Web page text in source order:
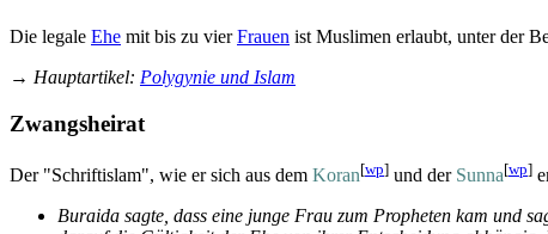
Die legale Ehe mit bis zu vierFrauen ist Muslimen erlaubt, unter der
→ Hauptartikel: Polygynie und Islam
Zwangsheirat
Der "Schriftislam", wie er sich aus dem Koran[wp] und der Sunna[wp]
Buraida sagte, dass eine junge Frau zum Propheten kam und